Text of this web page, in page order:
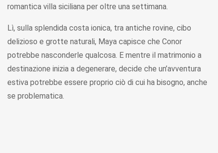
romantica villa siciliana per oltre una settimana.
Lì, sulla splendida costa ionica, tra antiche rovine, cibo
delizioso e grotte naturali, Maya capisce che Conor
potrebbe nasconderle qualcosa. E mentre il matrimonio a
destinazione inizia a degenerare, decide che un’avventura
estiva potrebbe essere proprio ciò di cui ha bisogno, anche
se problematica.